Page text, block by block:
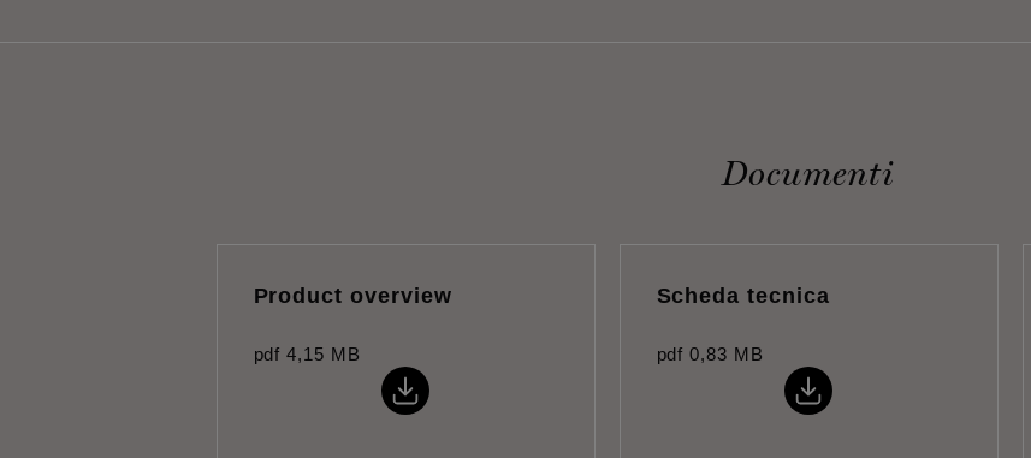
Documenti
Product overview
pdf 4,15 MB
Scheda tecnica
pdf 0,83 MB